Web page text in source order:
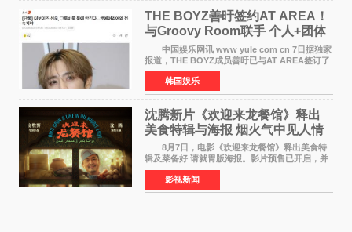
THE BOYZ善旴签约AT AREA！
与Groovy Room联手 个人+团体
活动并行
中国娱乐网讯 www yule com cn 7日据独家
报道，THE BOYZ成员善旴已与AT AREA签订了
专属合约。AT AREA是由知名制作人组合
Groovy Room创立的hip-hop厂牌，旗下拥有多
位实力派音乐人，在韩
韩国娱乐
沈腾新片《欢迎来龙餐馆》释出
美食特辑与海报 烟火气中见人情
温暖
8月7日，电影《欢迎来龙餐馆》释出美食特
辑及菜备好 请就胃版海报。影片预售已开启，并
将于8月8日至10日14:00-21:00举行全国超前点
映。电影《欢迎来龙餐馆》作为战争美食喜剧大
片，讲述了中国
影视新闻